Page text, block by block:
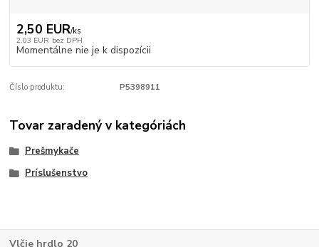
2,50 EUR/ks
2,03 EUR bez DPH
Momentálne nie je k dispozícii
Číslo produktu: P5398911
Tovar zaradený v kategóriách
Prešmykače
Príslušenstvo
Vlčie hrdlo 20